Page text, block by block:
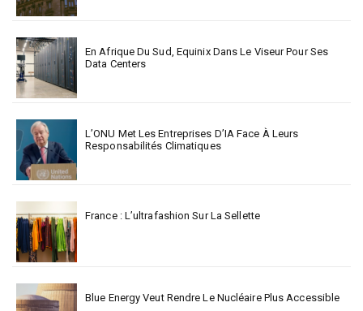
En Afrique Du Sud, Equinix Dans Le Viseur Pour Ses
Data Centers
L’ONU Met Les Entreprises D’IA Face À Leurs
Responsabilités Climatiques
France : L’ultrafashion Sur La Sellette
Blue Energy Veut Rendre Le Nucléaire Plus Accessible